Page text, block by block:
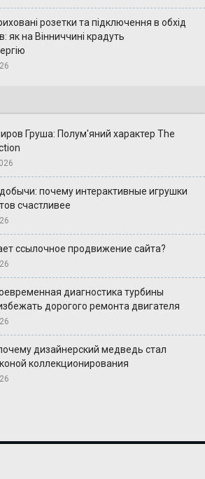
розетки та підключення в обхід
як на Вінниччині крадуть
Груша: Полум'яний характер The
почему интерактивные игрушки
счастливее
ссылочное продвижение сайта?
диагностика турбины
дорогого ремонта двигателя
дизайнерский медведь стал
коллекционирования